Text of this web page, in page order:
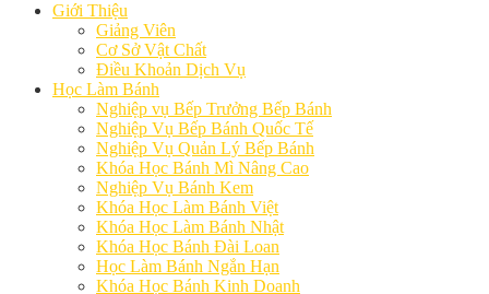
Giới Thiệu
Giảng Viên
Cơ Sở Vật Chất
Điều Khoản Dịch Vụ
Học Làm Bánh
Nghiệp vụ Bếp Trưởng Bếp Bánh
Nghiệp Vụ Bếp Bánh Quốc Tế
Nghiệp Vụ Quản Lý Bếp Bánh
Khóa Học Bánh Mì Nâng Cao
Nghiệp Vụ Bánh Kem
Khóa Học Làm Bánh Việt
Khóa Học Làm Bánh Nhật
Khóa Học Bánh Đài Loan
Học Làm Bánh Ngắn Hạn
Khóa Học Bánh Kinh Doanh